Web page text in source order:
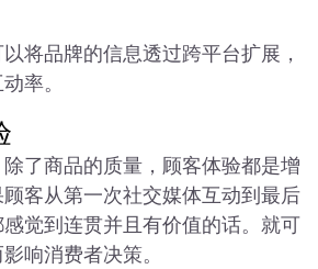
将品牌的信息透过跨平台扩展，
率。
了商品的质量，顾客体验都是增
客从第一次社交媒体互动到最后
觉到连贯并且有价值的话。就可
响消费者决策。